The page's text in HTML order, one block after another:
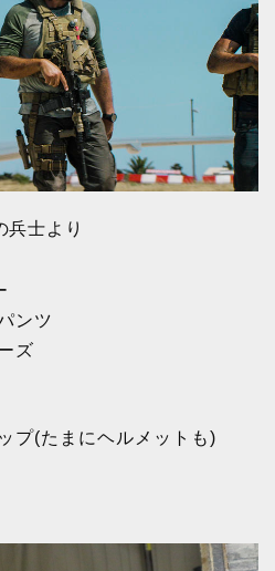
士より
ンツ
ズ
プ(たまにヘルメットも)